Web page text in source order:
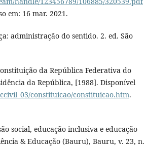
em: 16 mar. 2021.
administração do sentido. 2. ed. São
da República Federativa do
da República, [1988]. Disponível
constituicao/constituicao.htm.
social, educação inclusiva e educação
& Educação (Bauru), Bauru, v. 23, n.